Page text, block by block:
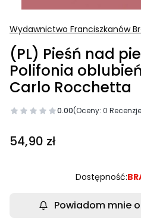
Wydawnictwo Franciszkanów
(PL) Pieśń nad
Polifonia
Carlo Rocchetta
0.00(Oceny: 0
Cena
54,90 zł
Dostępność:
Powiadom mnie